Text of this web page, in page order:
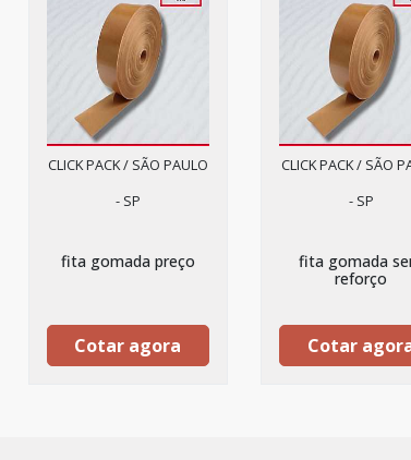
CLICK PACK / SÃO PAULO
- SP
fita gomada preço
Cotar agora
CLICK PACK / SÃO
- SP
fita gomada
reforço
Cotar